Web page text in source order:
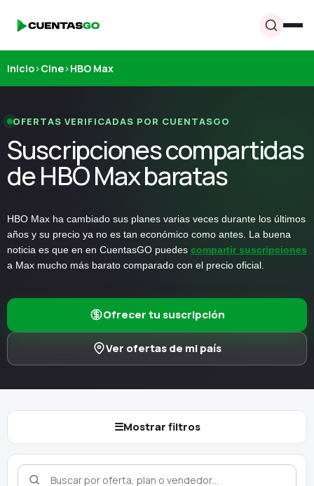
Inicio›Cine›HBO Max
OFERTAS VERIFICADAS POR CUENTASGO
Suscripciones compartidas
de HBO Max baratas
HBO Max ha cambiado sus planes varias veces durante los últimos
años y su precio ya no es tan económico como antes. La buena
noticia es que en en CuentasGO puedes compartir suscripciones
a Max mucho más barato comparado con el precio oficial.
Ofrecer tu suscripción
Ver ofertas de mi país
☰Mostrar filtros